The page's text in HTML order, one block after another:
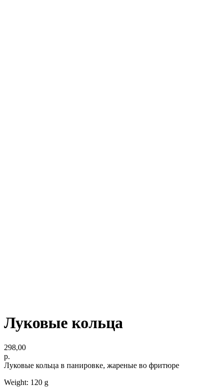
Луковые кольца
298,00
р.
Луковые кольца в панировке, жареные во фритюре
Weight: 120 g